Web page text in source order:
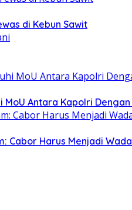
di Kebun Sawit
MoU Antara Kapolri
Cabor Harus Menjadi